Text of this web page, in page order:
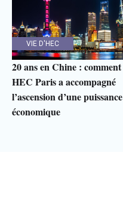
VIE D'HEC
20 ans en Chine : comment
HEC Paris a accompagné
l’ascension d’une puissance
économique